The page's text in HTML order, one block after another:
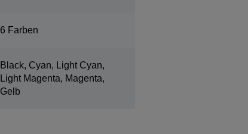
6 Farben
Black, Cyan, Light Cyan,
Light Magenta, Magenta,
Gelb